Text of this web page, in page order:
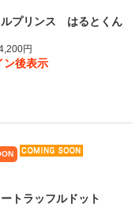
プリンス はるとくん
円
ン後表示
トラッフルドット